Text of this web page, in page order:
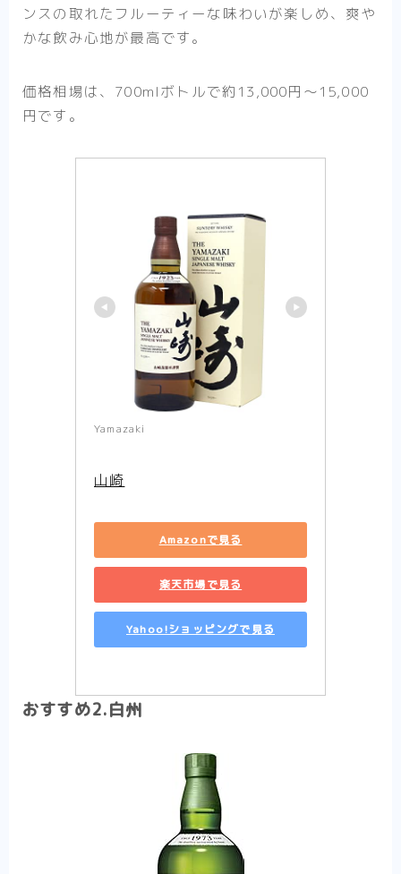
ンスの取れたフルーティーな味わいが楽しめ、爽や
かな飲み心地が最高です。
価格相場は、700mlボトルで約13,000円〜15,000
円です。
Yamazaki
山崎
Amazonで見る
楽天市場で見る
Yahoo!ショッピングで見る
おすすめ2.白州